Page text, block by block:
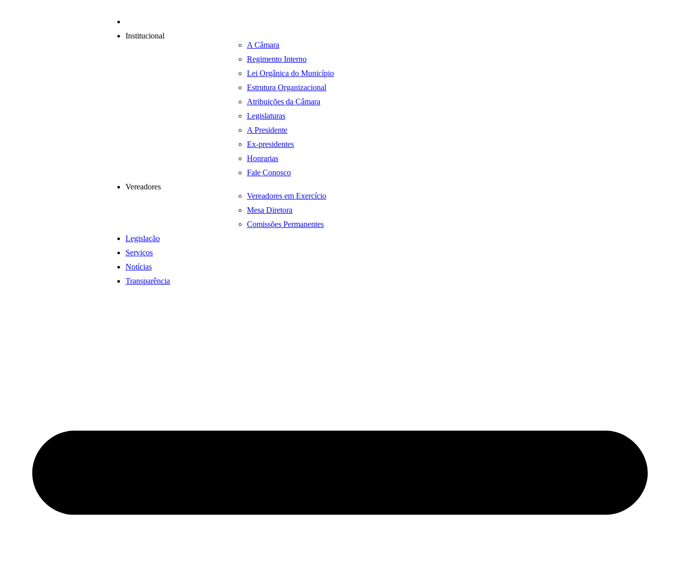
Institucional
A Câmara
Regimento Interno
Lei Orgânica do Município
Estrutura Organizacional
Atribuições da Câmara
Legislaturas
A Presidente
Ex-presidentes
Honrarias
Fale Conosco
Vereadores
Vereadores em Exercício
Mesa Diretora
Comissões Permanentes
Legislação
Serviços
Notícias
Transparência